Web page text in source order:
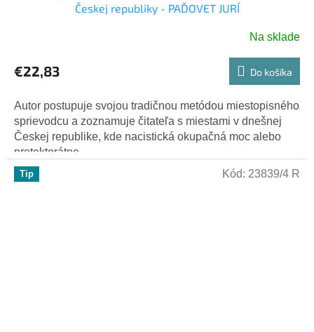
Českej republiky - PAĎOVET JURÍ
Na sklade
€22,83 Do košíka
Autor postupuje svojou tradičnou metódou miestopisného
sprievodcu a zoznamuje čitateľa s miestami v dnešnej
Českej republike, kde nacistická okupačná moc alebo
protektorátne...
Tip Kód: 23839/4 R